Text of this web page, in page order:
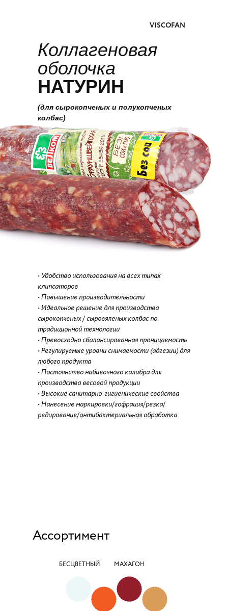
VISCOFAN
Коллагеновая
оболочка
НАТУРИН
• Удобство использования на всех типах
клипсаторов
• Повышение производительности
• Идеальное решение для производства
сырокопченых / сыровяленых колбас по
традиционной технологии
• Превосходно сбалансированная проницаемость
• Регулируемые уровни снимаемости (адгезии) для
любого продукта
• Постоянство набивочного калибра для
производства весовой продукции
• Высокие санитарно-гигиенические свойства
• Нанесение маркировки/гофрация/резка/
редирование/антибактериальная обработка
(для сырокопченых и полукопченых
колбас)
Ассортимент
БЕСЦВЕТНЫЙ МАХАГОН